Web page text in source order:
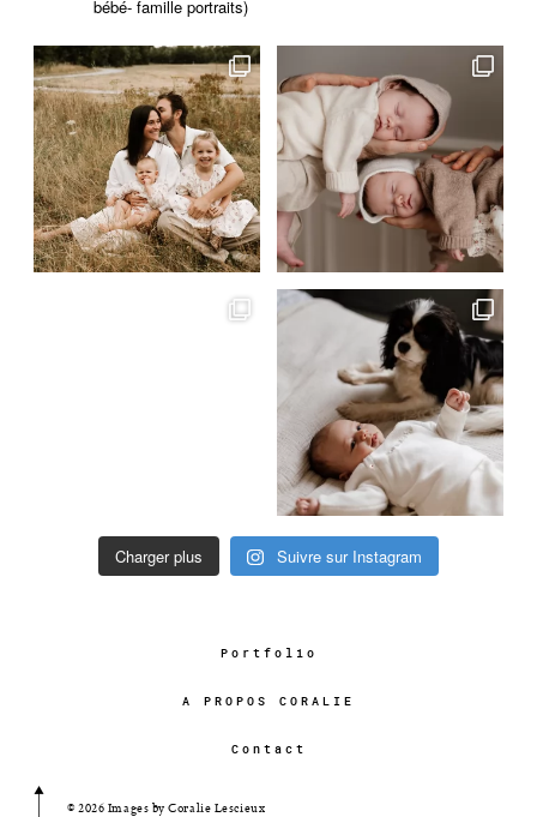
bébé- famille portraits)
Charger plus Suivre sur Instagram
Portfolio
A PROPOS CORALIE
Contact
© 2026 Images by Coralie Lescieux